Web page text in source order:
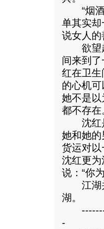
“烟酒
单其实
说女人的
欲望越
间来到
红在卫
的心机
她不是
都不存在
沈红是
她和她
货运对
沈红更
说：“你
江湖并
湖。
-